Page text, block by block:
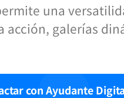
una
galerías
con Ayudante